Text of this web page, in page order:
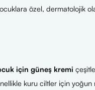
özel, dermatolojik
için güneş kremi
kuru ciltler için